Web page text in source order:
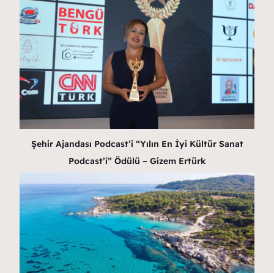
Şehir Ajandası Podcast’i “Yılın En İyi Kültür Sanat
Podcast’i” Ödülü – Gizem Ertürk